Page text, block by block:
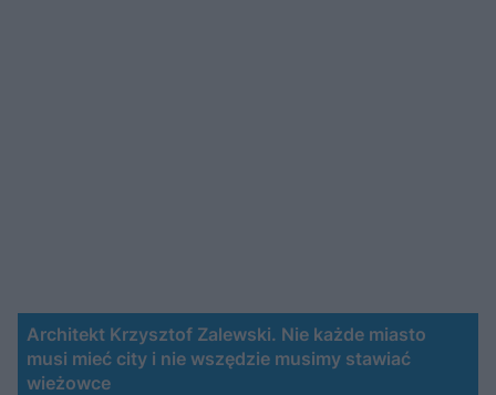
Architekt Krzysztof Zalewski. Nie każde miasto
musi mieć city i nie wszędzie musimy stawiać
wieżowce